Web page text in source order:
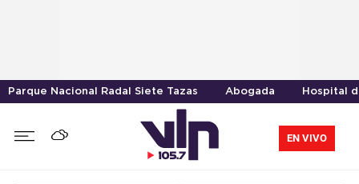
Parque Nacional Radal Siete Tazas Abogada Hospital
EN VIVO